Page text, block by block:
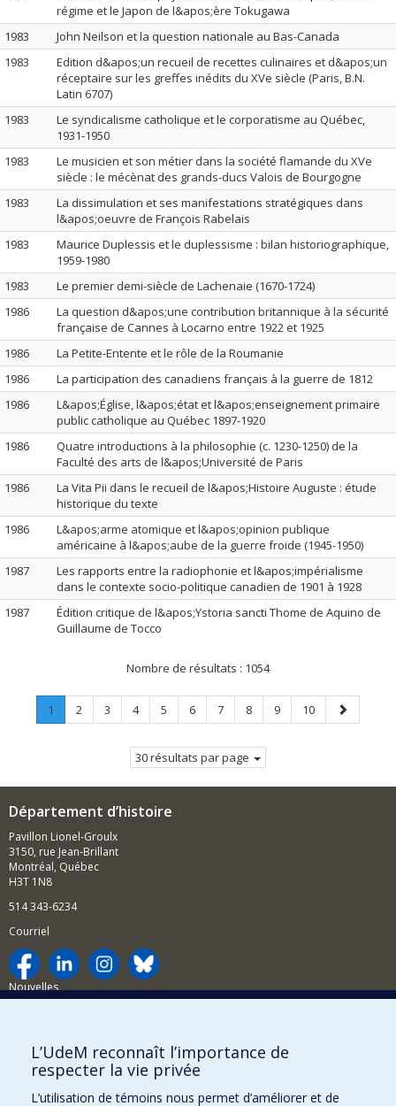
régime et le Japon de l&apos;ère Tokugawa
1983
John Neilson et la question nationale au Bas-Canada
1983
Edition d&apos;un recueil de recettes culinaires et d&apos;un
réceptaire sur les greffes inédits du XVe siècle (Paris, B.N.
Latin 6707)
1983
Le syndicalisme catholique et le corporatisme au Québec,
1931-1950
1983
Le musicien et son métier dans la société flamande du XVe
siècle : le mécènat des grands-ducs Valois de Bourgogne
1983
La dissimulation et ses manifestations stratégiques dans
l&apos;oeuvre de François Rabelais
1983
Maurice Duplessis et le duplessisme : bilan historiographique,
1959-1980
1983
Le premier demi-siècle de Lachenaie (1670-1724)
1986
La question d&apos;une contribution britannique à la sécurité
française de Cannes à Locarno entre 1922 et 1925
1986
La Petite-Entente et le rôle de la Roumanie
1986
La participation des canadiens français à la guerre de 1812
1986
L&apos;Église, l&apos;état et l&apos;enseignement primaire
public catholique au Québec 1897-1920
1986
Quatre introductions à la philosophie (c. 1230-1250) de la
Faculté des arts de l&apos;Université de Paris
1986
La Vita Pii dans le recueil de l&apos;Histoire Auguste : étude
historique du texte
1986
L&apos;arme atomique et l&apos;opinion publique
américaine à l&apos;aube de la guerre froide (1945-1950)
1987
Les rapports entre la radiophonie et l&apos;impérialisme
dans le contexte socio-politique canadien de 1901 à 1928
1987
Édition critique de l&apos;Ystoria sancti Thome de Aquino de
Guillaume de Tocco
Nombre de résultats : 1054
Page
1
Page
Page
2 Page
3 Page
4 Page
5 Page
6 Page
7 Page
8 Page
9 Page
10
Page
suivante
30 résultats par page
Département d’histoire
Pavillon Lionel-Groulx
3150, rue Jean-Brillant
Montréal, Québec
H3T 1N8
514 343-6234
Courriel
Nouvelles
Comment soutenir le Département?
BESOIN D'AIDE?
Plan du site
L’UdeM reconnaît l’importance de
respecter la vie privée
L’utilisation de témoins nous permet d’améliorer et de